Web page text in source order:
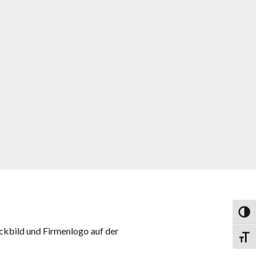
und Firmenlogo auf der